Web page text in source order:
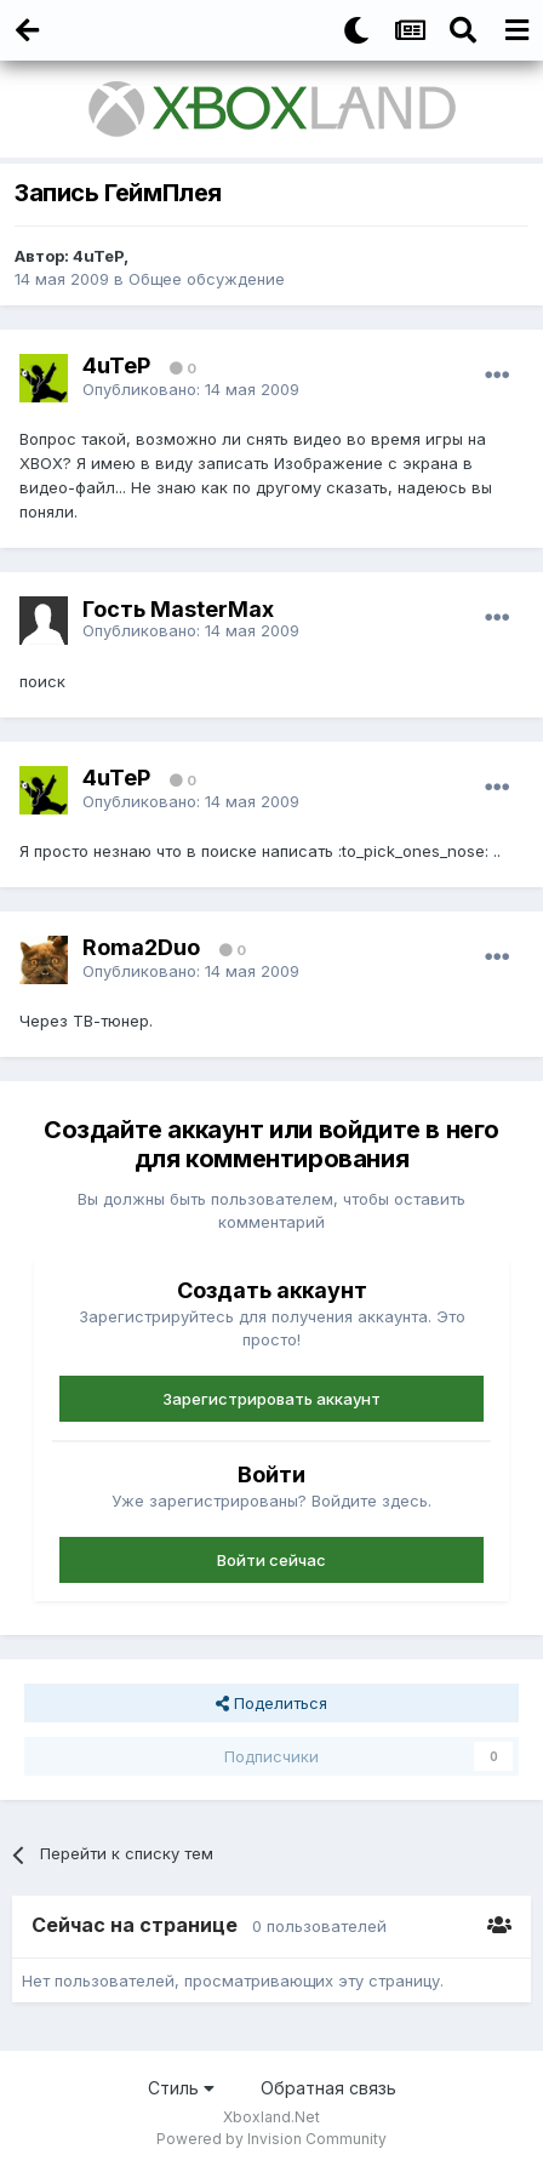
Запись ГеймПлея
Автор: 4uTeP,
14 мая 2009 в Общее обсуждение
4uTeP 0
Опубликовано: 14 мая 2009
Вопрос такой, возможно ли снять видео во время игры на
XBOX? Я имею в виду записать Изображение с экрана в
видео-файл... Не знаю как по другому сказать, надеюсь вы
поняли.
Гость MasterMax
Опубликовано: 14 мая 2009
поиск
4uTeP 0
Опубликовано: 14 мая 2009
Я просто незнаю что в поиске написать :to_pick_ones_nose: ..
Roma2Duo 0
Опубликовано: 14 мая 2009
Через ТВ-тюнер.
Создайте аккаунт или войдите в него
для комментирования
Вы должны быть пользователем, чтобы оставить
комментарий
Создать аккаунт
Зарегистрируйтесь для получения аккаунта. Это
просто!
Зарегистрировать аккаунт
Войти
Уже зарегистрированы? Войдите здесь.
Войти сейчас
Поделиться
Подписчики 0
Перейти к списку тем
Сейчас на странице 0 пользователей
Нет пользователей, просматривающих эту страницу.
Стиль Обратная связь
Xboxland.Net
Powered by Invision Community